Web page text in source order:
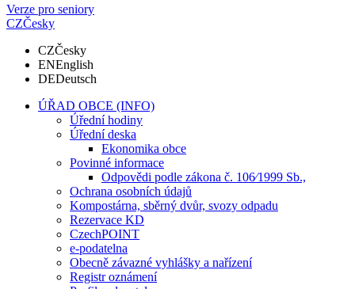
Verze pro seniory
CZČesky
CZČesky
ENEnglish
DEDeutsch
ÚŘAD OBCE (INFO)
Úřední hodiny
Úřední deska
Ekonomika obce
Povinné informace
Odpovědi podle zákona č. 106⁄1999 Sb.,
Ochrana osobních údajů
Kompostárna, sběrný dvůr, svozy odpadu
Rezervace KD
CzechPOINT
e-podatelna
Obecně závazné vyhlášky a nařízení
Registr oznámení